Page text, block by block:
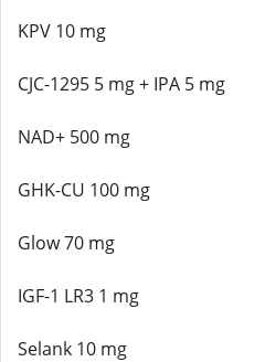
KPV 10 mg
CJC-1295 5 mg + IPA 5 mg
NAD+ 500 mg
GHK-CU 100 mg
Glow 70 mg
IGF-1 LR3 1 mg
Selank 10 mg